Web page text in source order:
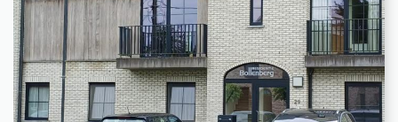
Verhuurd: Appartement
-
-
-
-